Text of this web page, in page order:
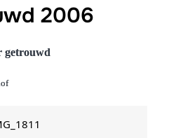
2006
getrouwd